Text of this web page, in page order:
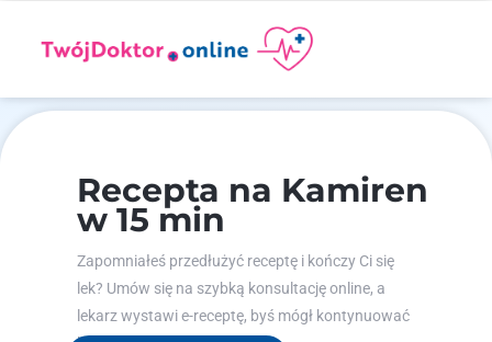
Recepta na Kamiren
w 15 min
Zapomniałeś przedłużyć receptę i kończy Ci się
lek? Umów się na szybką konsultację online, a
lekarz wystawi e-receptę, byś mógł kontynuować